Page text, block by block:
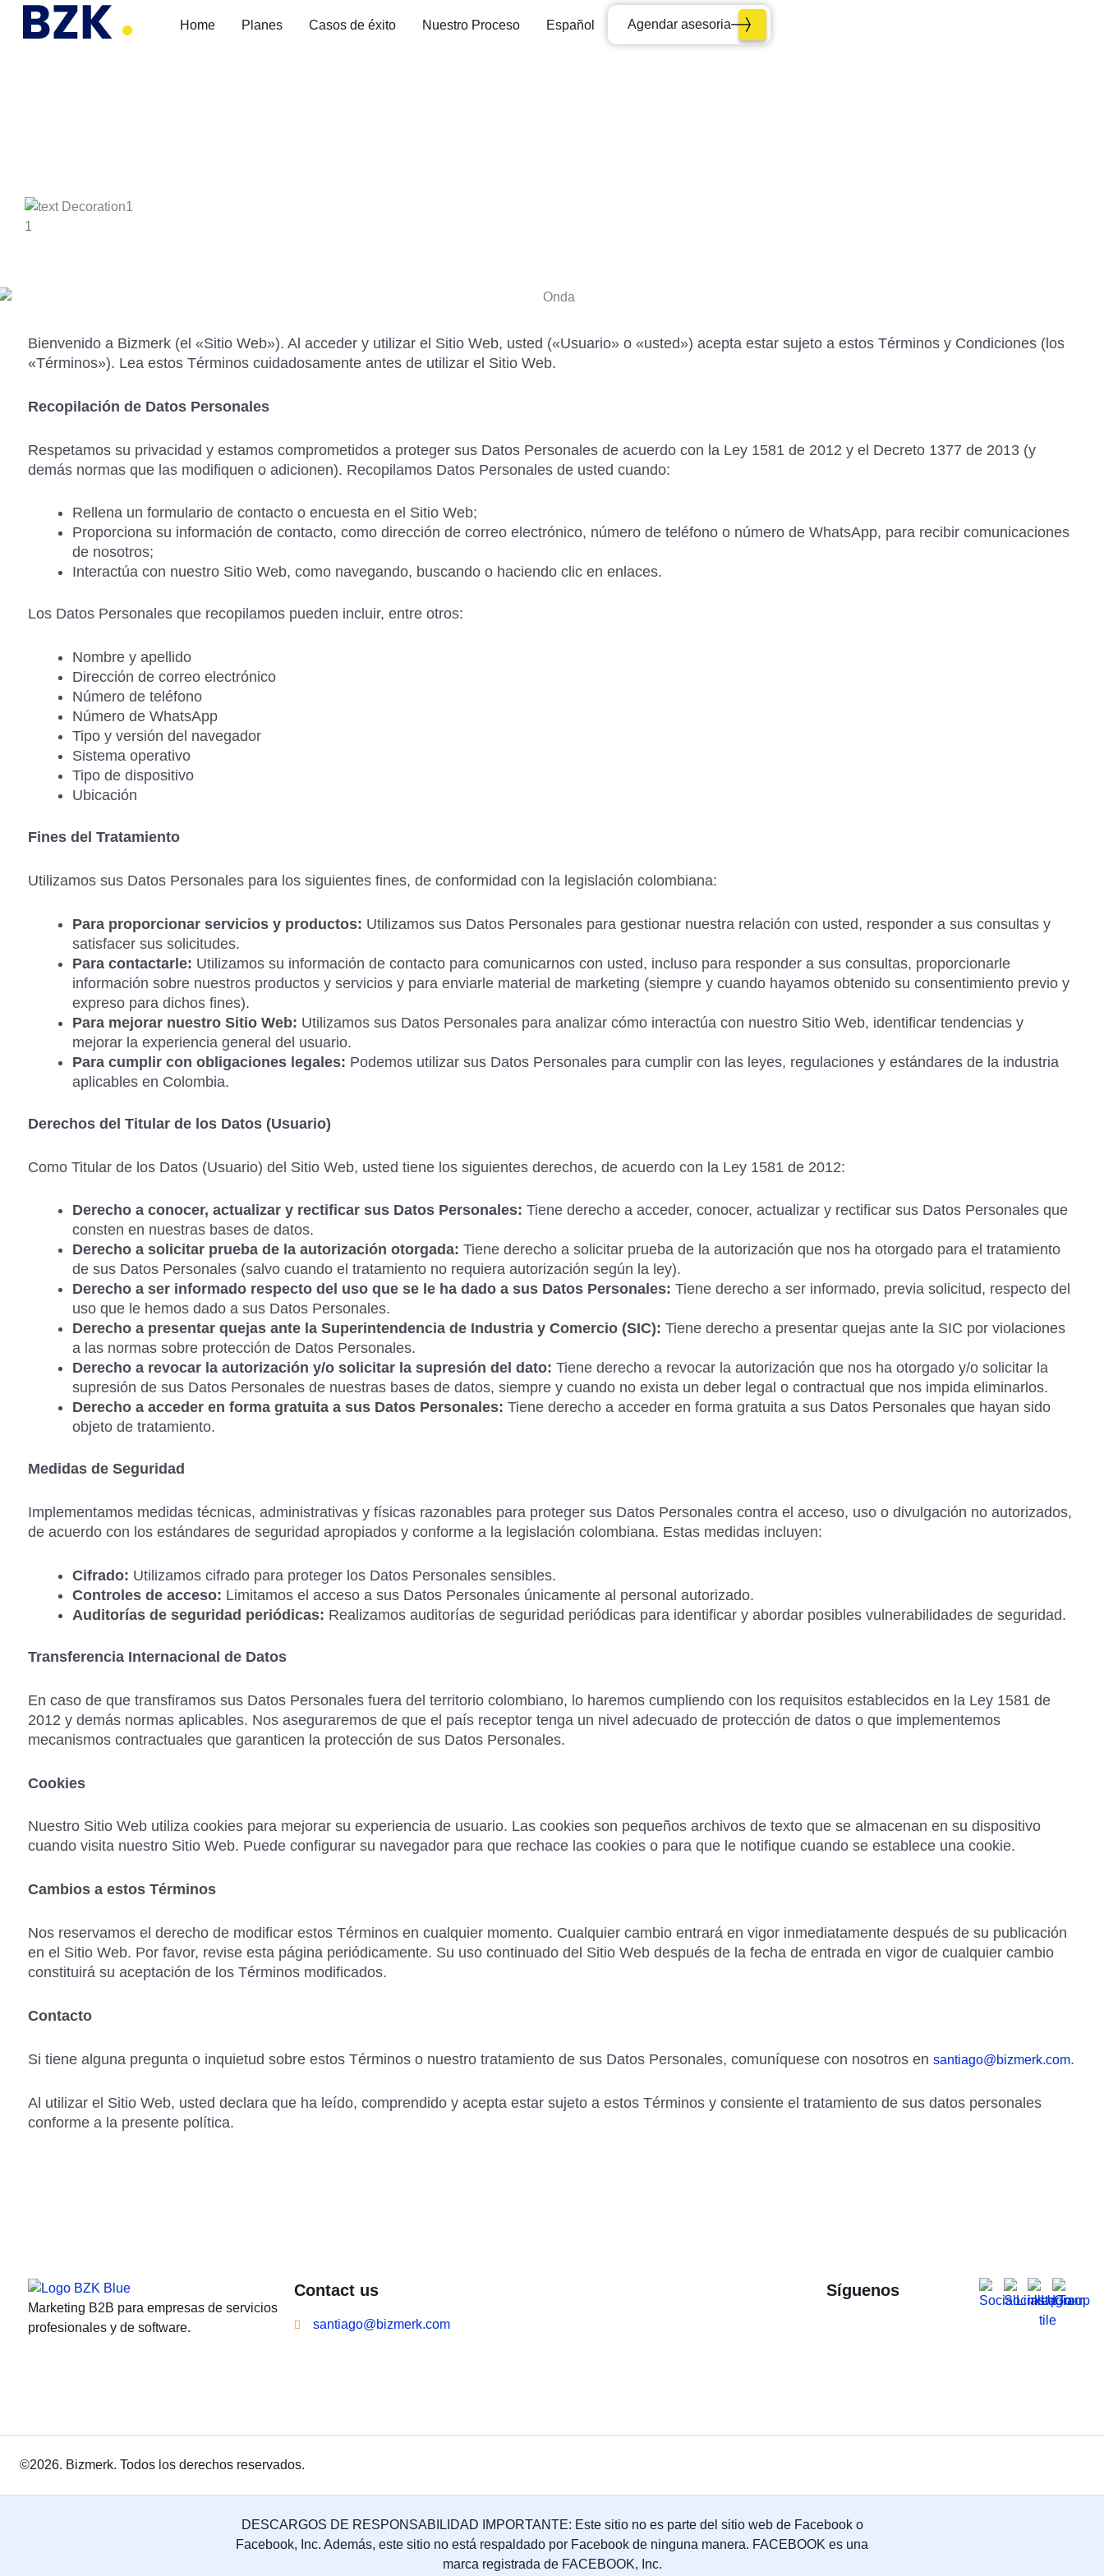
Home Planes Casos de éxito Nuestro Proceso Español Agendar asesoria
Bienvenido a Bizmerk (el «Sitio Web»). Al acceder y utilizar el Sitio Web, usted («Usuario» o «usted») acepta estar sujeto a estos Términos y Condiciones (los
«Términos»). Lea estos Términos cuidadosamente antes de utilizar el Sitio Web.
Recopilación de Datos Personales
Respetamos su privacidad y estamos comprometidos a proteger sus Datos Personales de acuerdo con la Ley 1581 de 2012 y el Decreto 1377 de 2013 (y
demás normas que las modifiquen o adicionen). Recopilamos Datos Personales de usted cuando:
Rellena un formulario de contacto o encuesta en el Sitio Web;
Proporciona su información de contacto, como dirección de correo electrónico, número de teléfono o número de WhatsApp, para recibir comunicaciones
de nosotros;
Interactúa con nuestro Sitio Web, como navegando, buscando o haciendo clic en enlaces.
Los Datos Personales que recopilamos pueden incluir, entre otros:
Nombre y apellido
Dirección de correo electrónico
Número de teléfono
Número de WhatsApp
Tipo y versión del navegador
Sistema operativo
Tipo de dispositivo
Ubicación
Fines del Tratamiento
Utilizamos sus Datos Personales para los siguientes fines, de conformidad con la legislación colombiana:
Para proporcionar servicios y productos: Utilizamos sus Datos Personales para gestionar nuestra relación con usted, responder a sus consultas y
satisfacer sus solicitudes.
Para contactarle: Utilizamos su información de contacto para comunicarnos con usted, incluso para responder a sus consultas, proporcionarle
información sobre nuestros productos y servicios y para enviarle material de marketing (siempre y cuando hayamos obtenido su consentimiento previo y
expreso para dichos fines).
Para mejorar nuestro Sitio Web: Utilizamos sus Datos Personales para analizar cómo interactúa con nuestro Sitio Web, identificar tendencias y
mejorar la experiencia general del usuario.
Para cumplir con obligaciones legales: Podemos utilizar sus Datos Personales para cumplir con las leyes, regulaciones y estándares de la industria
aplicables en Colombia.
Derechos del Titular de los Datos (Usuario)
Como Titular de los Datos (Usuario) del Sitio Web, usted tiene los siguientes derechos, de acuerdo con la Ley 1581 de 2012:
Derecho a conocer, actualizar y rectificar sus Datos Personales: Tiene derecho a acceder, conocer, actualizar y rectificar sus Datos Personales que
consten en nuestras bases de datos.
Derecho a solicitar prueba de la autorización otorgada: Tiene derecho a solicitar prueba de la autorización que nos ha otorgado para el tratamiento
de sus Datos Personales (salvo cuando el tratamiento no requiera autorización según la ley).
Derecho a ser informado respecto del uso que se le ha dado a sus Datos Personales: Tiene derecho a ser informado, previa solicitud, respecto del
uso que le hemos dado a sus Datos Personales.
Derecho a presentar quejas ante la Superintendencia de Industria y Comercio (SIC): Tiene derecho a presentar quejas ante la SIC por violaciones
a las normas sobre protección de Datos Personales.
Derecho a revocar la autorización y/o solicitar la supresión del dato: Tiene derecho a revocar la autorización que nos ha otorgado y/o solicitar la
supresión de sus Datos Personales de nuestras bases de datos, siempre y cuando no exista un deber legal o contractual que nos impida eliminarlos.
Derecho a acceder en forma gratuita a sus Datos Personales: Tiene derecho a acceder en forma gratuita a sus Datos Personales que hayan sido
objeto de tratamiento.
Medidas de Seguridad
Implementamos medidas técnicas, administrativas y físicas razonables para proteger sus Datos Personales contra el acceso, uso o divulgación no autorizados,
de acuerdo con los estándares de seguridad apropiados y conforme a la legislación colombiana. Estas medidas incluyen:
Cifrado: Utilizamos cifrado para proteger los Datos Personales sensibles.
Controles de acceso: Limitamos el acceso a sus Datos Personales únicamente al personal autorizado.
Auditorías de seguridad periódicas: Realizamos auditorías de seguridad periódicas para identificar y abordar posibles vulnerabilidades de seguridad.
Transferencia Internacional de Datos
En caso de que transfiramos sus Datos Personales fuera del territorio colombiano, lo haremos cumpliendo con los requisitos establecidos en la Ley 1581 de
2012 y demás normas aplicables. Nos aseguraremos de que el país receptor tenga un nivel adecuado de protección de datos o que implementemos
mecanismos contractuales que garanticen la protección de sus Datos Personales.
Cookies
Nuestro Sitio Web utiliza cookies para mejorar su experiencia de usuario. Las cookies son pequeños archivos de texto que se almacenan en su dispositivo
cuando visita nuestro Sitio Web. Puede configurar su navegador para que rechace las cookies o para que le notifique cuando se establece una cookie.
Cambios a estos Términos
Nos reservamos el derecho de modificar estos Términos en cualquier momento. Cualquier cambio entrará en vigor inmediatamente después de su publicación
en el Sitio Web. Por favor, revise esta página periódicamente. Su uso continuado del Sitio Web después de la fecha de entrada en vigor de cualquier cambio
constituirá su aceptación de los Términos modificados.
Contacto
Si tiene alguna pregunta o inquietud sobre estos Términos o nuestro tratamiento de sus Datos Personales, comuníquese con nosotros en santiago@bizmerk.com.
Al utilizar el Sitio Web, usted declara que ha leído, comprendido y acepta estar sujeto a estos Términos y consiente el tratamiento de sus datos personales
conforme a la presente política.
Marketing B2B para empresas de servicios
profesionales y de software.
Contact us
santiago@bizmerk.com
Síguenos
©2026. Bizmerk. Todos los derechos reservados.
DESCARGOS DE RESPONSABILIDAD IMPORTANTE: Este sitio no es parte del sitio web de Facebook o
Facebook, Inc. Además, este sitio no está respaldado por Facebook de ninguna manera. FACEBOOK es una
marca registrada de FACEBOOK, Inc.